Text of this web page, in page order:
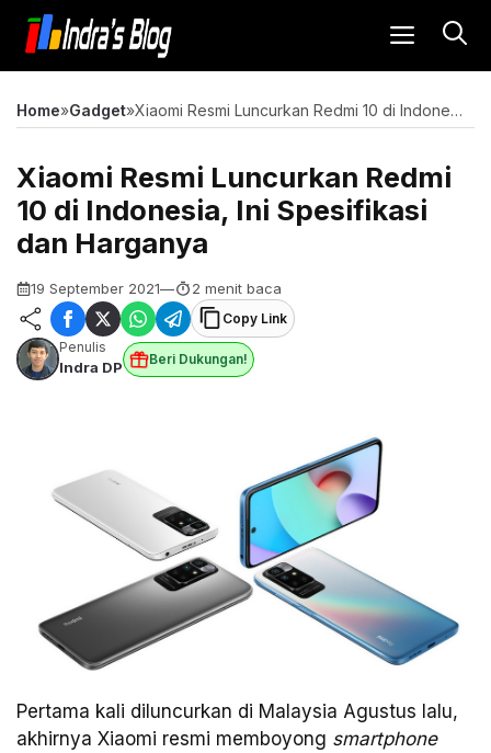
Langsung
isi
MENU
Home»Gadget» Xiaomi Resmi Luncurkan Redmi 10 di Indonesia, Ini Spesifikasi dan Harganya
Xiaomi Resmi Luncurkan Redmi
10 di Indonesia, Ini Spesifikasi
dan Harganya
19 September 2021— 2 menit baca
Copy Link
Penulis
Indra DP Beri Dukungan!
Pertama kali diluncurkan di Malaysia Agustus lalu,
akhirnya Xiaomi resmi memboyong smartphone